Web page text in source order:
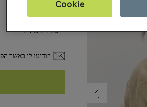
מידה
הודיעו לי כאשר
Cookie